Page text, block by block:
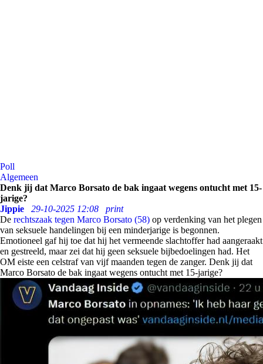
Poll
Algemeen
Denk jij dat Marco Borsato de bak ingaat wegens ontucht met 15-
jarige?
Jippie
29-10-2025 12:08
print
De rechtszaak tegen Marco Borsato (58) op verdenking van het plegen
van seksuele handelingen bij een minderjarige is begonnen.
Emotioneel gaf hij toe dat hij het vermeende slachtoffer had aangeraakt
en gestreeld, maar zei dat hij geen seksuele bijbedoelingen had. Het
OM eiste een celstraf van vijf maanden tegen de zanger. Denk jij dat
Marco Borsato de bak ingaat wegens ontucht met 15-jarige?